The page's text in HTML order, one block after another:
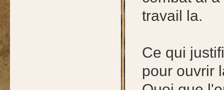
travail la.
Ce qui
pour ouvrir